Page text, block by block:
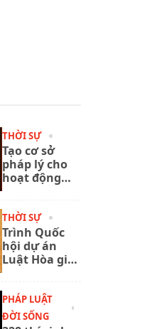
THỜI SỰ
Tạo cơ sở
pháp lý cho
hoạt động
trong giai
đoạn mới
THỜI SỰ
Trình Quốc
hội dự án
Luật Hòa giải
PHÁP LUẬT
ĐỜI SỐNG